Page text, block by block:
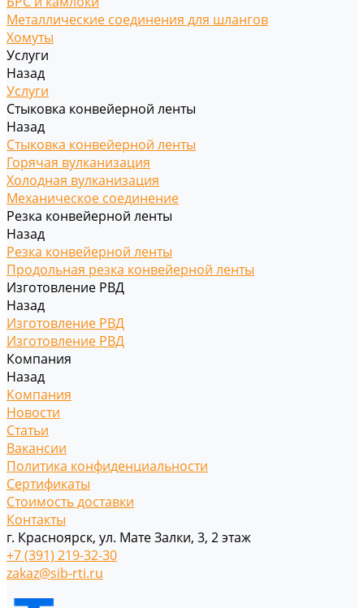
Металлические соединения для шлангов
Хомуты
Услуги
Назад
Услуги
Стыковка конвейерной ленты
Назад
Стыковка конвейерной ленты
Горячая вулканизация
Холодная вулканизация
Механическое соединение
Резка конвейерной ленты
Назад
Резка конвейерной ленты
Продольная резка конвейерной ленты
Изготовление РВД
Назад
Изготовление РВД
Изготовление РВД
Компания
Назад
Компания
Новости
Статьи
Вакансии
Политика конфиденциальности
Сертификаты
Стоимость доставки
Контакты
г. Красноярск, ул. Мате Залки, 3, 2 этаж
+7 (391) 219-32-30
zakaz@sib-rti.ru